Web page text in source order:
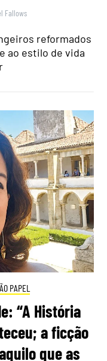
Fallows
reformados
ao estilo de vida
PAPEL
“A História
a ficção
que as